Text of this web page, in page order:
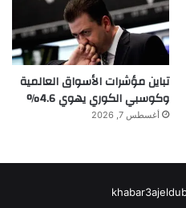
التجديد القادمة.
ذي صلة، ويحدد
التجديد، وأي
أو الفوترة.
تباين مؤشرات الأسواق العالمية
وكوسبي الكوري يهوي 4.6%
أغسطس 7, 2026